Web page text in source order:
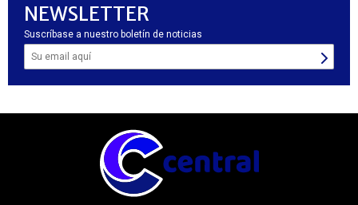
NEWSLETTER
Suscríbase a nuestro boletín de noticias